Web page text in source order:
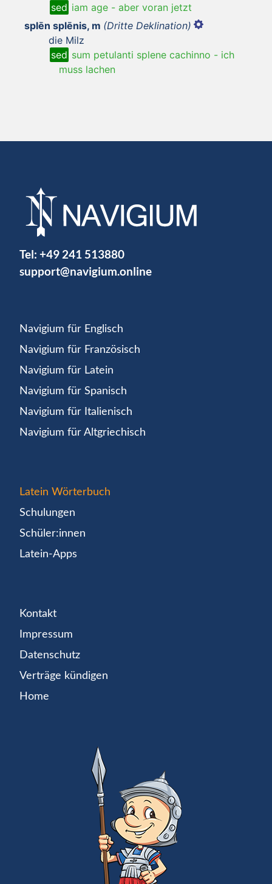
sed iam age - aber voran jetzt
splēn splēnis, m (Dritte Deklination)
die Milz
sed sum petulanti splene cachinno - ich
muss lachen
Tel: +49 241 513880
support@navigium.online
Navigium für Englisch
Navigium für Französisch
Navigium für Latein
Navigium für Spanisch
Navigium für Italienisch
Navigium für Altgriechisch
Latein Wörterbuch
Schulungen
Schüler:innen
Latein-Apps
Kontakt
Impressum
Datenschutz
Verträge kündigen
Home